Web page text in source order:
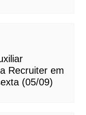
Recruiter em
(05/09)